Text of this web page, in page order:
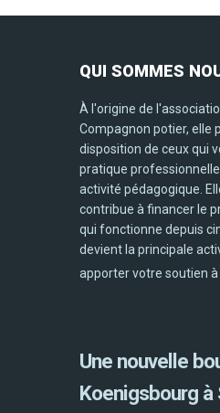
QUI SOMMES
À l'origine de
Compagnon potier, elle
disposition de ceux qui
pratique
activité pédagogique.
contribue à financer le
qui fonctionne depuis
devient la principale
apporter votre soutien
Une nouvelle
Koenigsbourg à